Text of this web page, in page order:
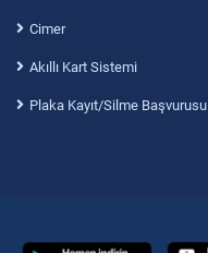
Cimer
Akıllı Kart Sistemi
Plaka Kayıt/Silme Başvurusu